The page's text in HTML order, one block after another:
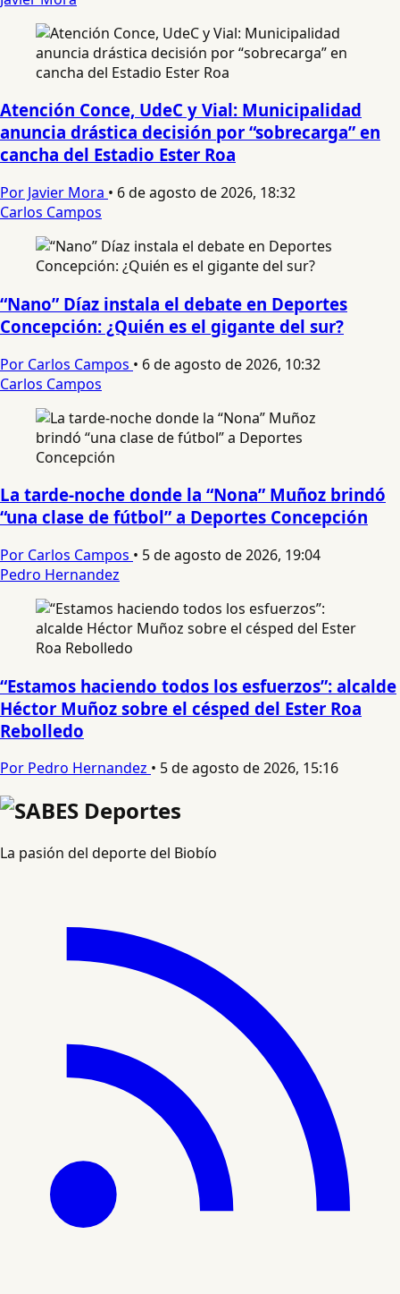
Atención Conce, UdeC y Vial: Municipalidad
anuncia drástica decisión por “sobrecarga” en
cancha del Estadio Ester Roa
Por Javier Mora • 6 de agosto de 2026, 18:32
Carlos Campos
“Nano” Díaz instala el debate en Deportes
Concepción: ¿Quién es el gigante del sur?
Por Carlos Campos • 6 de agosto de 2026, 10:32
Carlos Campos
La tarde-noche donde la “Nona” Muñoz brindó
“una clase de fútbol” a Deportes Concepción
Por Carlos Campos • 5 de agosto de 2026, 19:04
Pedro Hernandez
“Estamos haciendo todos los esfuerzos”: alcalde
Héctor Muñoz sobre el césped del Ester Roa
Rebolledo
Por Pedro Hernandez • 5 de agosto de 2026, 15:16
La pasión del deporte del Biobío